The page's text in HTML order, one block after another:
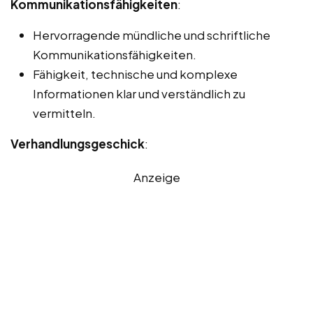
Kommunikationsfähigkeiten:
Hervorragende mündliche und schriftliche
Kommunikationsfähigkeiten.
Fähigkeit, technische und komplexe
Informationen klar und verständlich zu
vermitteln.
Verhandlungsgeschick:
Anzeige